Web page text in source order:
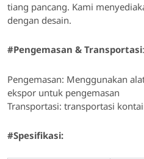
tiang pancang. Kami
dengan desain.
#Pengemasan & Transportasi:
Pengemasan: Menggunakan
ekspor untuk pengemasan
Transportasi: transportasi
#Spesifikasi: